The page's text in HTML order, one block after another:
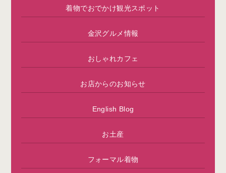
着物でおでかけ観光スポット
金沢グルメ情報
おしゃれカフェ
お店からのお知らせ
English Blog
お土産
フォーマル着物